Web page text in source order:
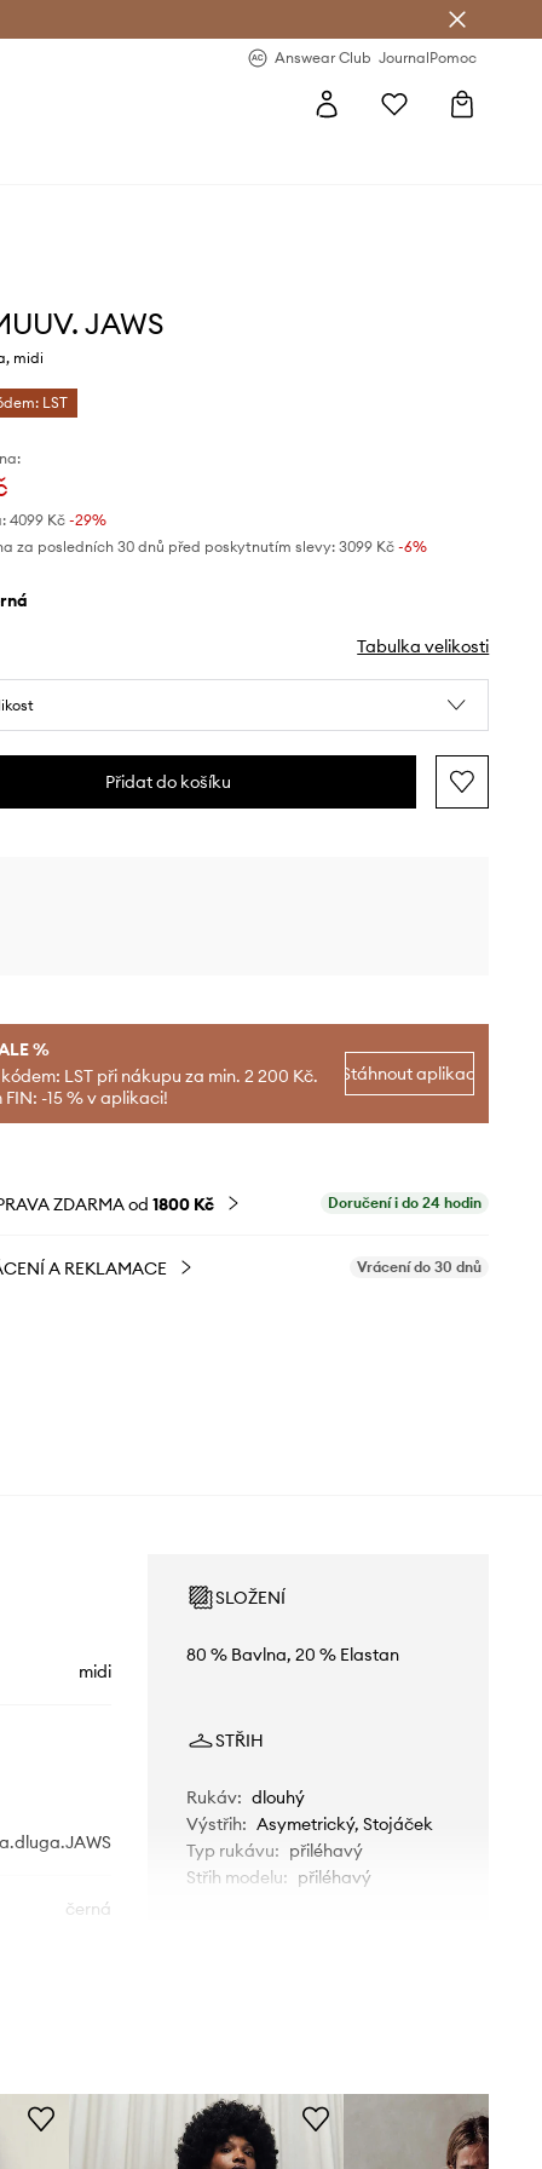
Answear Club JournalPomoc
JAWS
midi
LST
4099 Kč-29%
za posledních 30 dnů před poskytnutím slevy: 3099 Kč -6%
Tabulka velikosti
Přidat do košíku
%
LST při nákupu za min. 2 200 Kč.
FIN: -15 % v aplikaci!
Stáhnout aplikaci
ZDARMA od 1800 Kč Doručení i do 24 hodin
A REKLAMACE Vrácení do 30 dnů
midi
černá
SLOŽENÍ
80 % Bavlna, 20 % Elastan
STŘIH
Rukáv: dlouhý
Výstřih: Asymetrický, Stojáček
Typ rukávu: přiléhavý
Střih modelu: přiléhavý